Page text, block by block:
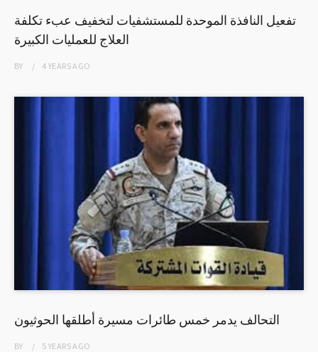
تفعيل النافذة الموحدة للمستشفيات لتخفيف عبء تكلفة
العلاج للعمليات الكبيرة
BY 4 YEARSAGO
التحالف يدمر خمس طائرات مسيرة أطلقها الحوثيون
BY 5 YEARSAGO